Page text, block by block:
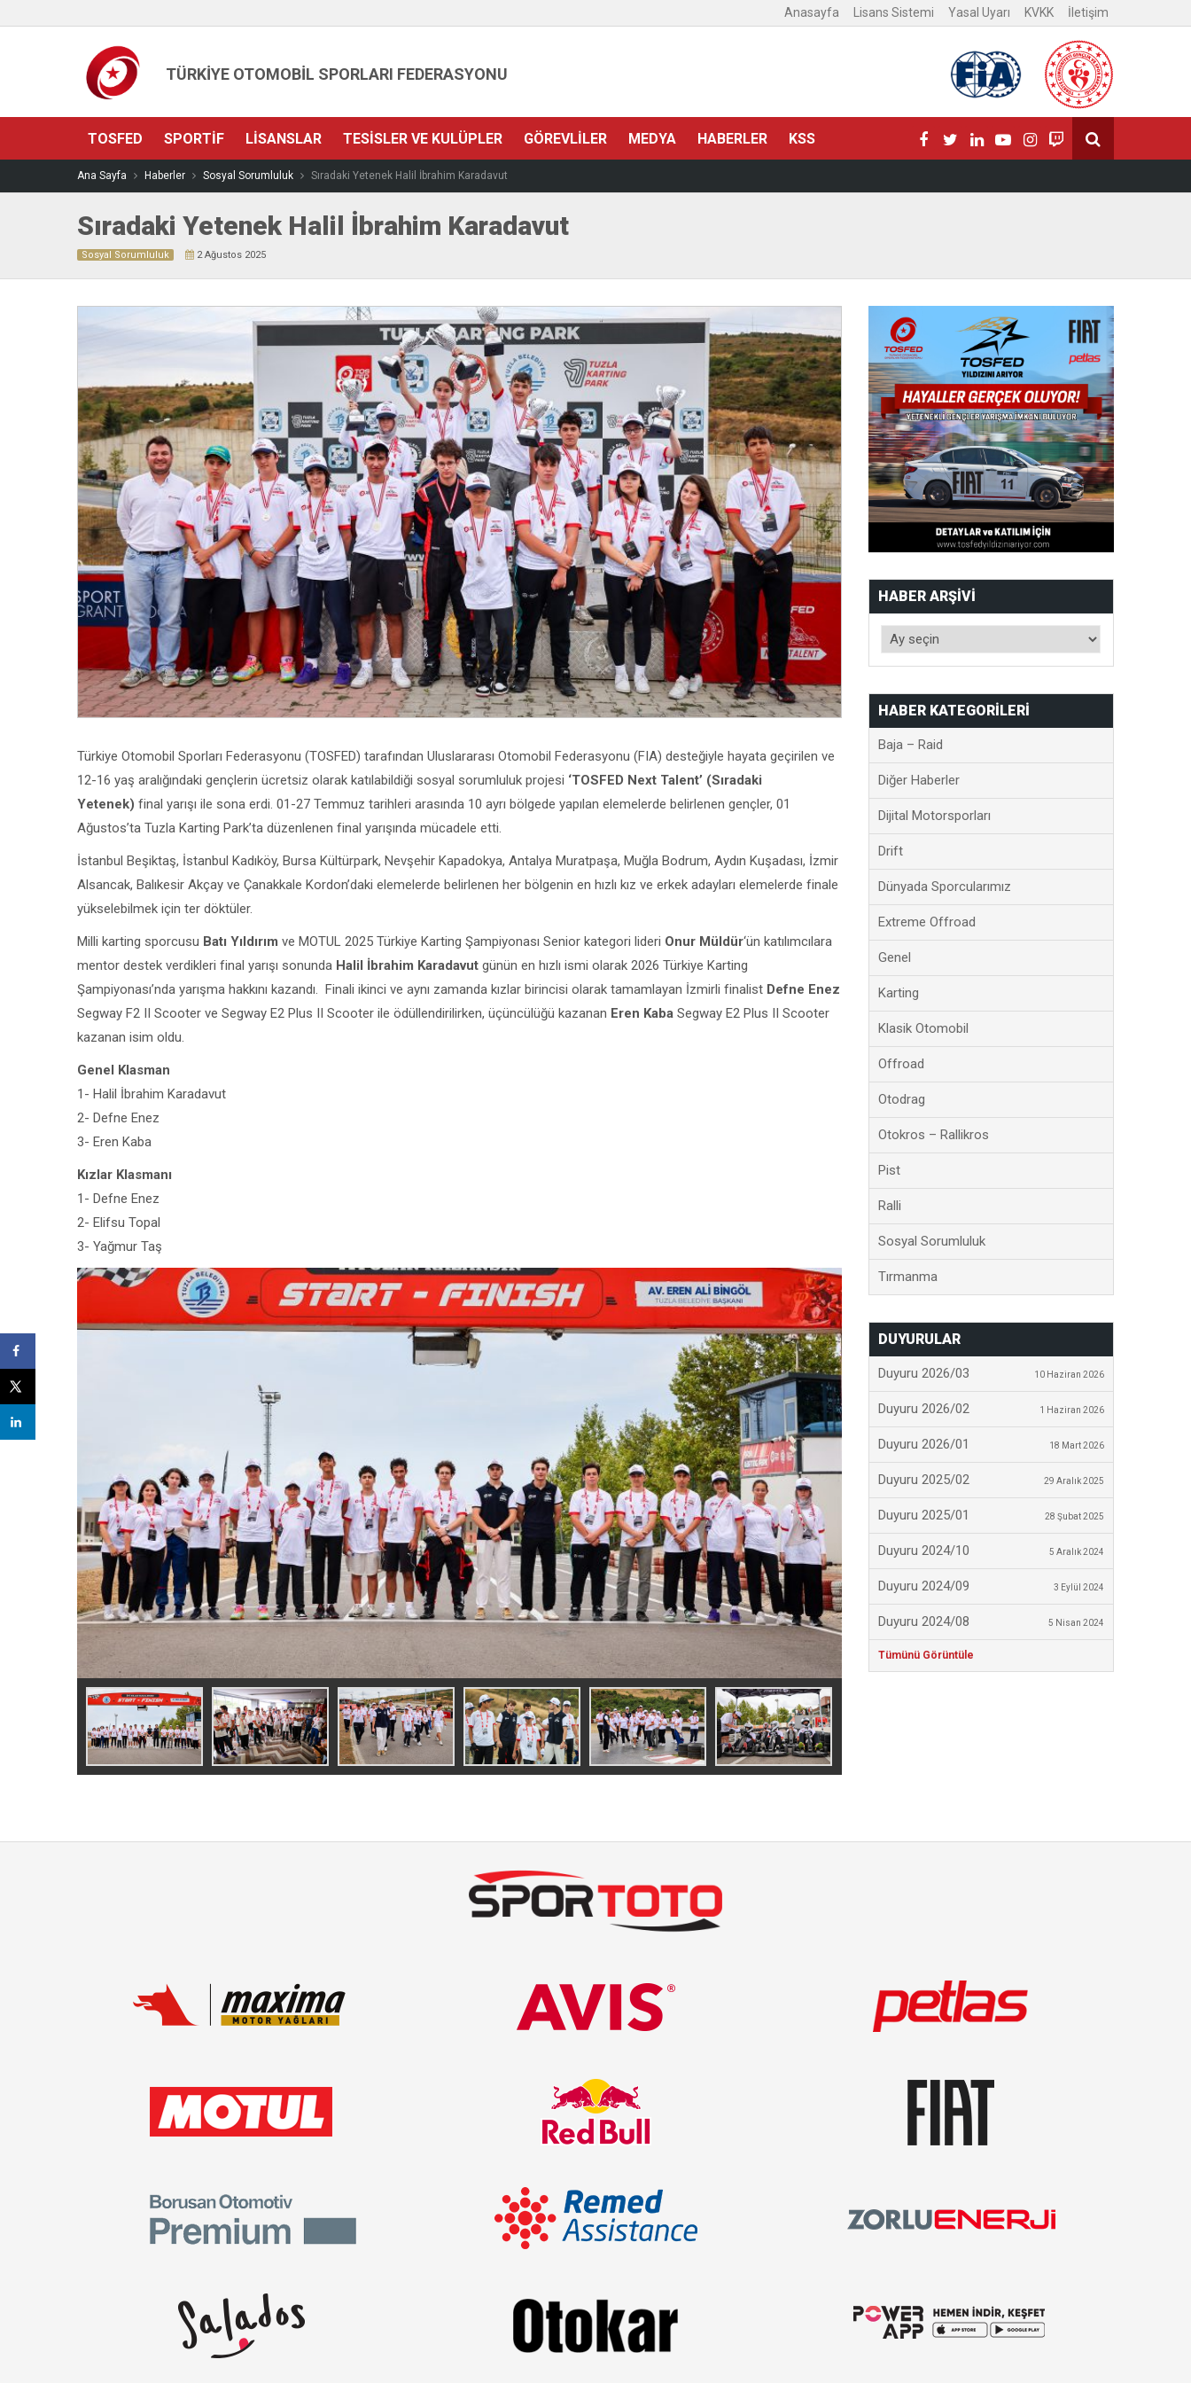
Anasayfa Lisans Sistemi Yasal Uyarı KVKK İletişim
TÜRKİYE OTOMOBİL SPORLARI FEDERASYONU
TOSFED SPORTIF LISANSLAR TESISLER VE KULÜPLER GÖREVLILER MEDYA HABERLER KSS
Ana Sayfa Haberler Sosyal Sorumluluk Sıradaki Yetenek Halil İbrahim Karadavut
Sıradaki Yetenek Halil İbrahim Karadavut
Sosyal Sorumluluk 2 Ağustos 2025
Türkiye Otomobil Sporları Federasyonu (TOSFED) tarafından Uluslararası Otomobil Federasyonu (FIA) desteğiyle hayata geçirilen ve
12-16 yaş aralığındaki gençlerin ücretsiz olarak katılabildiği sosyal sorumluluk projesi ‘TOSFED Next Talent’ (Sıradaki
Yetenek) final yarışı ile sona erdi. 01-27 Temmuz tarihleri arasında 10 ayrı bölgede yapılan elemelerde belirlenen gençler, 01
Ağustos’ta Tuzla Karting Park’ta düzenlenen final yarışında mücadele etti.
İstanbul Beşiktaş, İstanbul Kadıköy, Bursa Kültürpark, Nevşehir Kapadokya, Antalya Muratpaşa, Muğla Bodrum, Aydın Kuşadası, İzmir
Alsancak, Balıkesir Akçay ve Çanakkale Kordon’daki elemelerde belirlenen her bölgenin en hızlı kız ve erkek adayları elemelerde finale
yükselebilmek için ter döktüler.
Milli karting sporcusu Batı Yıldırım ve MOTUL 2025 Türkiye Karting Şampiyonası Senior kategori lideri Onur Müldür‘ün katılımcılara
mentor destek verdikleri final yarışı sonunda Halil İbrahim Karadavut günün en hızlı ismi olarak 2026 Türkiye Karting
Şampiyonası’nda yarışma hakkını kazandı. Finali ikinci ve aynı zamanda kızlar birincisi olarak tamamlayan İzmirli finalist Defne Enez
Segway F2 II Scooter ve Segway E2 Plus II Scooter ile ödüllendirilirken, üçüncülüğü kazanan Eren Kaba Segway E2 Plus II Scooter
kazanan isim oldu.
Genel Klasman
1- Halil İbrahim Karadavut
2- Defne Enez
3- Eren Kaba
Kızlar Klasmanı
1- Defne Enez
2- Elifsu Topal
3- Yağmur Taş
HABER ARŞIVI
HABER KATEGORILERI
Baja – Raid
Diğer Haberler
Dijital Motorsporları
Drift
Dünyada Sporcularımız
Extreme Offroad
Genel
Karting
Klasik Otomobil
Offroad
Otodrag
Otokros – Rallikros
Pist
Ralli
Sosyal Sorumluluk
Tırmanma
DUYURULAR
Duyuru 2026/03 10 Haziran 2026
Duyuru 2026/02 1 Haziran 2026
Duyuru 2026/01 18 Mart 2026
Duyuru 2025/02 29 Aralık 2025
Duyuru 2025/01 28 Şubat 2025
Duyuru 2024/10 5 Aralık 2024
Duyuru 2024/09 3 Eylül 2024
Duyuru 2024/08 5 Nisan 2024
Tümünü Görüntüle